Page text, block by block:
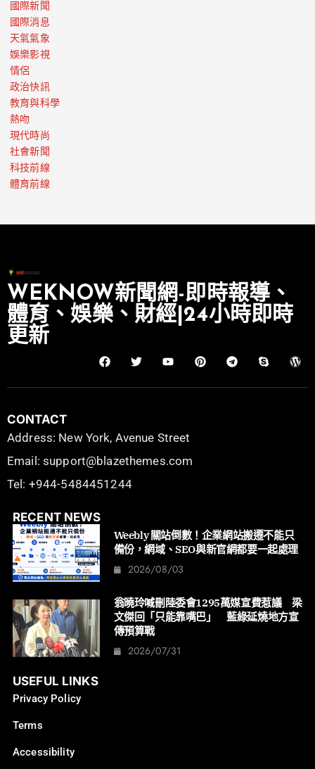
國際新聞
國際消息
天氣氣象
娛樂影視
情侶
政治快訊
教育與科學
熱吻
現代時尚
社會新聞
科技前線
體育前線
WEKNOW新聞網-即時報導、
體育、娛樂、財經|24小時即時
更新
CONTACT
Address: New York, Avenue Street
Email: support@blazethemes.com
Tel: +944-5484451244
RECENT NEWS
Weebly 關站倒數！企業網站搬遷不能只
備份，網域、SEO與新官網都要一起處理
2026/08/03
翁曉玲喊刪陸委會1295萬媒宣費惹議 梁
文傑回「只能靠嘴巴」 藍綠延燒地方宣
傳預算戰
2026/07/31
USEFUL LINKS
Privacy Policy
Terms
Accessibility